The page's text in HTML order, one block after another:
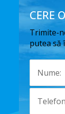
CERE
Trimite-
putea să